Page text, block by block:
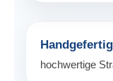
hochwertige